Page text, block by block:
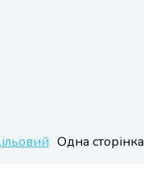
Одна сторінка